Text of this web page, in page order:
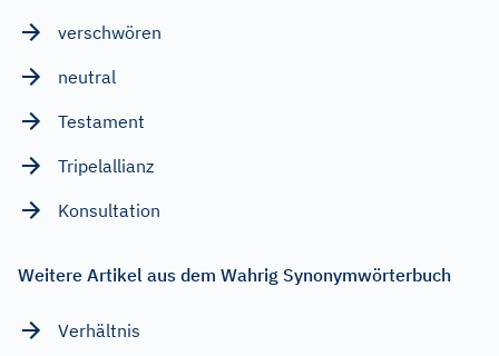
verschwören
neutral
Testament
Tripelallianz
Konsultation
Weitere Artikel aus dem Wahrig Synonymwörterbuch
Verhältnis